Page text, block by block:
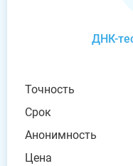
ДНК-
Точность
Срок
Анонимность
Цена